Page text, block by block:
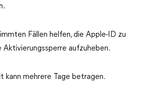
Fällen helfen, die Apple-ID zu
aufzuheben.
kann mehrere Tage betragen.